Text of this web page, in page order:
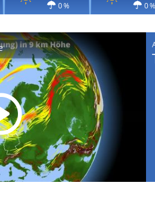
0 % 0 %